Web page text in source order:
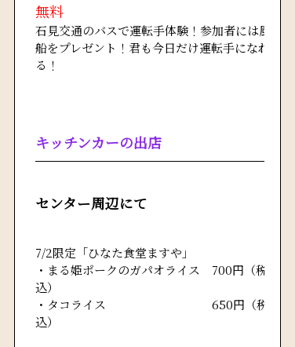
無料
石見交通のバスで運転手体験！参加者には風
船をプレゼント！君も今日だけ運転手になれ
る！
キッチンカーの出店
センター周辺にて
7/2限定「ひなた食堂ますや」
・まる姫ポークのガパオライス 700円（税
込）
・タコライス 650円（税
込）